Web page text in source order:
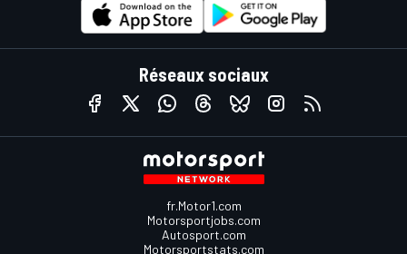
Réseaux sociaux
fr.Motor1.com
Motorsportjobs.com
Autosport.com
Motorsportstats.com